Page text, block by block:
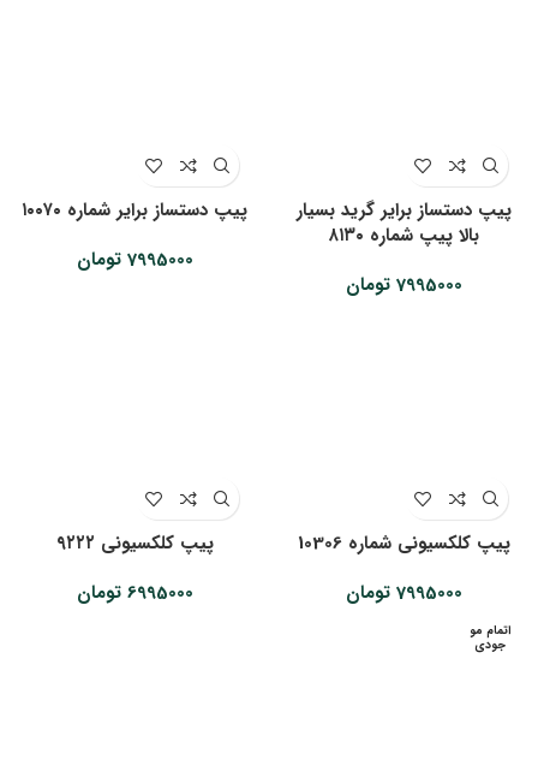
پیپ دستساز برایر گرید بسیار
بالا پیپ شماره ۸۱۳۰
7995000 تومان
پیپ دستساز برایر شماره ۱۰۰۷۰
7995000 تومان
پیپ کلکسیونی شماره 10306
7995000 تومان
پیپ کلکسیونی ۹۲۲۲
6995000 تومان
اتمام مو
جودی